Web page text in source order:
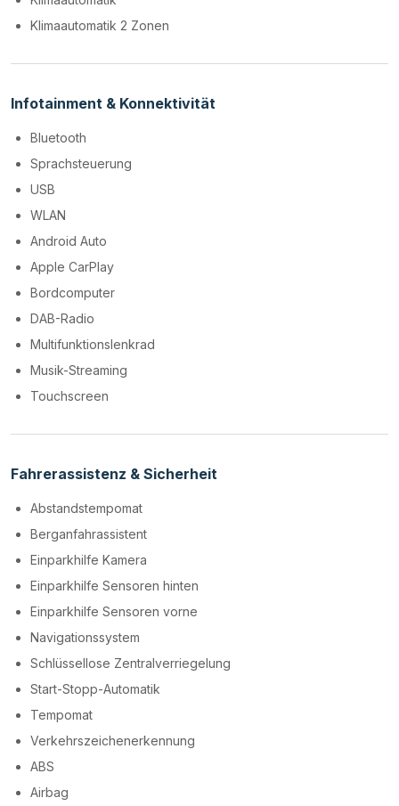
Klimaautomatik 2 Zonen
Infotainment & Konnektivität
Bluetooth
Sprachsteuerung
USB
WLAN
Android Auto
Apple CarPlay
Bordcomputer
DAB-Radio
Multifunktionslenkrad
Musik-Streaming
Touchscreen
Fahrerassistenz & Sicherheit
Abstandstempomat
Berganfahrassistent
Einparkhilfe Kamera
Einparkhilfe Sensoren hinten
Einparkhilfe Sensoren vorne
Navigationssystem
Schlüssellose Zentralverriegelung
Start-Stopp-Automatik
Tempomat
Verkehrszeichenerkennung
ABS
Airbag